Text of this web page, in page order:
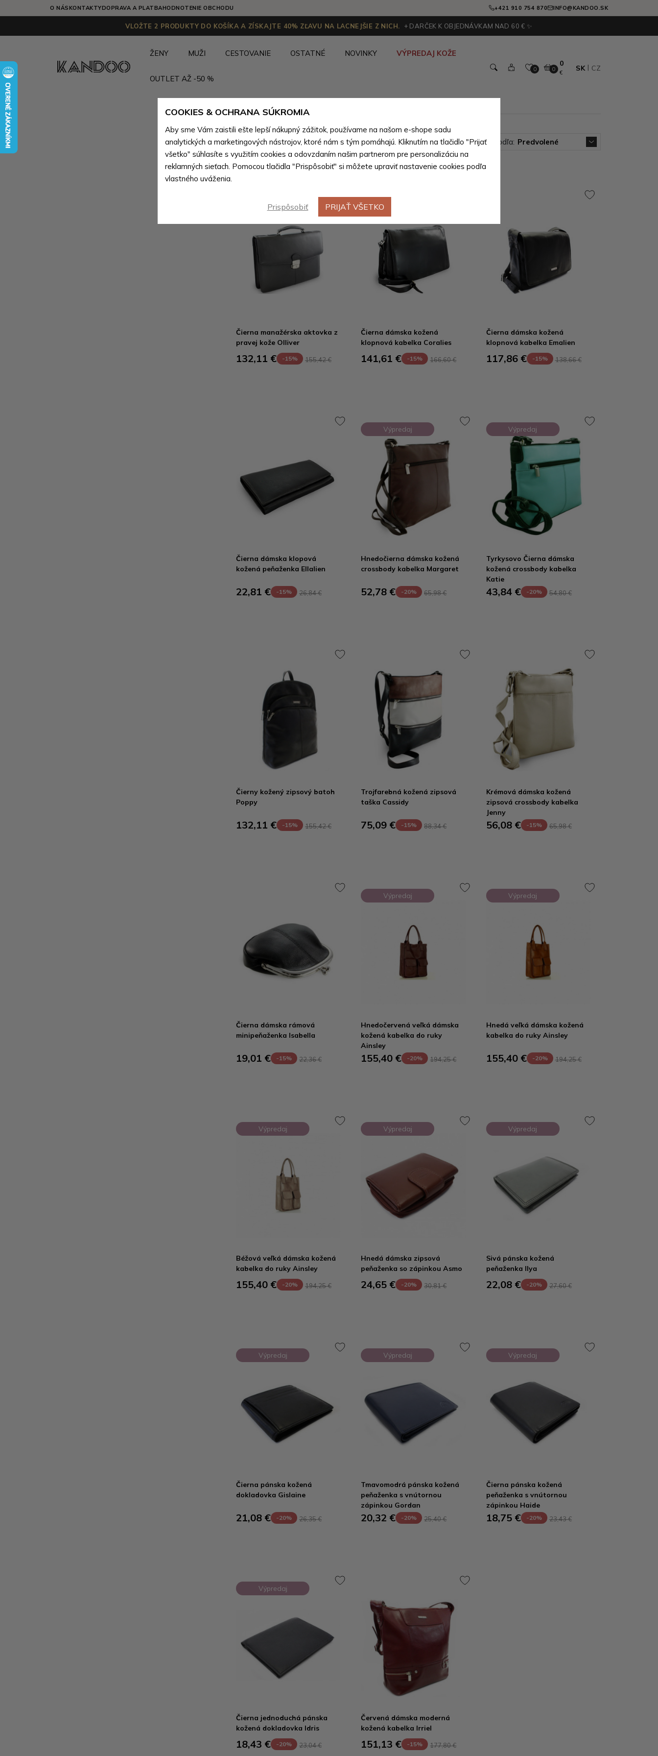
O NÁSKONTAKTYDOPRAVA A PLATBAHODNOTENIE OBCHODU +421 910 754 870 INFO@KANDOO.SK
VLOŽTE 2 PRODUKTY DO KOŠÍKA A ZÍSKAJTE 40% ZĽAVU NA LACNEJŠIE Z NICH. + DARČEK K OBJEDNÁVKAM NAD 60 € ✨
ŽENY MUŽI CESTOVANIE OSTATNÉ NOVINKY VÝPREDAJ KOŽE
OUTLET AŽ -50 %
0 0
0
€
SK CZ
Povolit produkt pro DE (296 produktov) Zoradiť podľa: Predvolené
Čierna manažérska aktovka z
pravej kože Olliver
132,11 € -15% 155,42 €
Čierna dámska kožená
klopnová kabelka Coralies
141,61 € -15% 166,60 €
Čierna dámska kožená
klopnová kabelka Emalien
117,86 € -15% 138,66 €
Čierna dámska klopová
kožená peňaženka Ellalien
22,81 € -15% 26,84 €
Výpredaj
Hnedočierna dámska kožená
crossbody kabelka Margaret
52,78 € -20% 65,98 €
Výpredaj
Tyrkysovo Čierna dámska
kožená crossbody kabelka
Katie
43,84 € -20% 54,80 €
Čierny kožený zipsový batoh
Poppy
132,11 € -15% 155,42 €
Trojfarebná kožená zipsová
taška Cassidy
75,09 € -15% 88,34 €
Krémová dámska kožená
zipsová crossbody kabelka
Jenny
56,08 € -15% 65,98 €
Čierna dámska rámová
minipeňaženka Isabella
19,01 € -15% 22,36 €
Výpredaj
Hnedočervená veľká dámska
kožená kabelka do ruky
Ainsley
155,40 € -20% 194,25 €
Výpredaj
Hnedá veľká dámska kožená
kabelka do ruky Ainsley
155,40 € -20% 194,25 €
Výpredaj
Béžová veľká dámska kožená
kabelka do ruky Ainsley
155,40 € -20% 194,25 €
Výpredaj
Hnedá dámska zipsová
peňaženka so zápinkou Asmo
24,65 € -20% 30,81 €
Výpredaj
Sivá pánska kožená
peňaženka Ilya
22,08 € -20% 27,60 €
Výpredaj
Čierna pánska kožená
dokladovka Gislaine
21,08 € -20% 26,35 €
Výpredaj
Tmavomodrá pánska kožená
peňaženka s vnútornou
zápinkou Gordan
20,32 € -20% 25,40 €
Výpredaj
Čierna pánska kožená
peňaženka s vnútornou
zápinkou Haide
18,75 € -20% 23,43 €
Výpredaj
Čierna jednoduchá pánska
kožená dokladovka Idris
18,43 € -20% 23,04 €
Červená dámska moderná
kožená kabelka Irriel
151,13 € -15% 177,80 €
COOKIES & OCHRANA SÚKROMIA
Aby sme Vám zaistili ešte lepší nákupný zážitok, používame na našom e-shope sadu
analytických a marketingových nástrojov, ktoré nám s tým pomáhajú. Kliknutím na tlačidlo "Prijať
všetko" súhlasíte s využitím cookies a odovzdaním našim partnerom pre personalizáciu na
reklamných sieťach. Pomocou tlačidla "Prispôsobiť" si môžete upraviť nastavenie cookies podľa
vlastného uváženia.
Prispôsobiť PRIJAŤ VŠETKO